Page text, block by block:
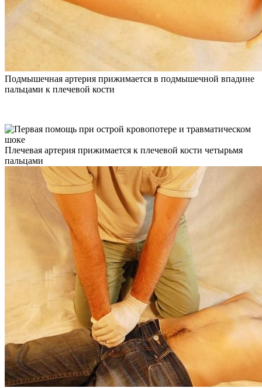
Подмышечная артерия прижимается в подмышечной впадине
пальцами к плечевой кости
Плечевая артерия прижимается к плечевой кости четырьмя
пальцами